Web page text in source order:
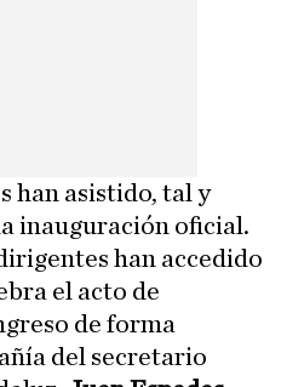
han asistido, tal y
inauguración oficial.
han accedido
el acto de
de forma
del secretario